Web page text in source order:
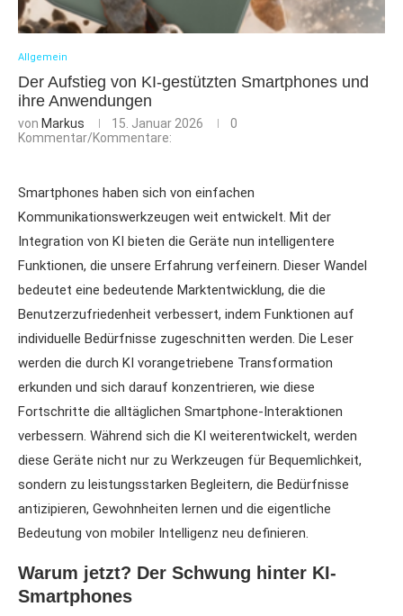
Allgemein
Der Aufstieg von KI-gestützten Smartphones und
ihre Anwendungen
von Markus 15. Januar 2026
0
Kommentar/Kommentare:
Smartphones haben sich von einfachen
Kommunikationswerkzeugen weit entwickelt. Mit der
Integration von KI bieten die Geräte nun intelligentere
Funktionen, die unsere Erfahrung verfeinern. Dieser Wandel
bedeutet eine bedeutende Marktentwicklung, die die
Benutzerzufriedenheit verbessert, indem Funktionen auf
individuelle Bedürfnisse zugeschnitten werden. Die Leser
werden die durch KI vorangetriebene Transformation
erkunden und sich darauf konzentrieren, wie diese
Fortschritte die alltäglichen Smartphone-Interaktionen
verbessern. Während sich die KI weiterentwickelt, werden
diese Geräte nicht nur zu Werkzeugen für Bequemlichkeit,
sondern zu leistungsstarken Begleitern, die Bedürfnisse
antizipieren, Gewohnheiten lernen und die eigentliche
Bedeutung von mobiler Intelligenz neu definieren.
Warum jetzt? Der Schwung hinter KI-
Smartphones